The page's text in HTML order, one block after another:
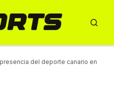
presencia del deporte canario en